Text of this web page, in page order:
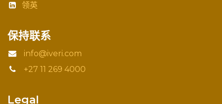
领英
保持联系
info@iveri.com
+27 11 269 4000
Legal